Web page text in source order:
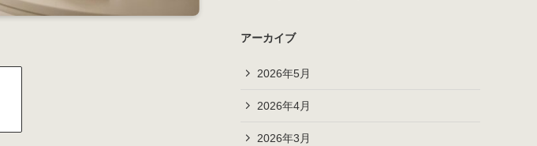
アーカイブ
2026年5月
2026年4月
2026年3月